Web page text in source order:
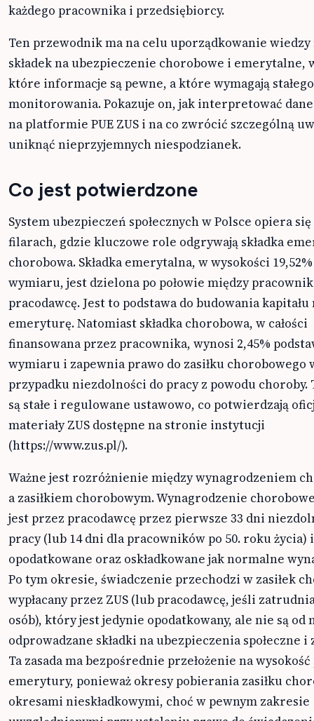
każdego pracownika i przedsiębiorcy.
Ten przewodnik ma na celu uporządkowanie
składek na ubezpieczenie chorobowe i emerytalne,
które informacje są pewne, a które wymagają stałego
monitorowania. Pokazuje on, jak interpretować
na platformie PUE ZUS i na co zwrócić szczególną
uniknąć nieprzyjemnych niespodzianek.
Co jest potwierdzone
System ubezpieczeń społecznych w Polsce opiera
filarach, gdzie kluczowe role odgrywają składka
chorobowa. Składka emerytalna, w wysokości
wymiaru, jest dzielona po połowie między
pracodawcę. Jest to podstawa do budowania kapitału
emeryturę. Natomiast składka chorobowa, w całości
finansowana przez pracownika, wynosi 2,45%
wymiaru i zapewnia prawo do zasiłku chorobowego
przypadku niezdolności do pracy z powodu choroby.
są stałe i regulowane ustawowo, co potwierdzają
materiały ZUS dostępne na stronie instytucji
(https://www.zus.pl/).
Ważne jest rozróżnienie między wynagrodzeniem
a zasiłkiem chorobowym. Wynagrodzenie
jest przez pracodawcę przez pierwsze 33 dni
pracy (lub 14 dni dla pracowników po 50. roku życia)
opodatkowane oraz oskładkowane jak normalne
Po tym okresie, świadczenie przechodzi w zasiłek
wypłacany przez ZUS (lub pracodawcę, jeśli
osób), który jest jedynie opodatkowany, ale nie są od
odprowadzane składki na ubezpieczenia społeczne
Ta zasada ma bezpośrednie przełożenie na wysokość
emerytury, ponieważ okresy pobierania zasiłku
okresami nieskładkowymi, choć w pewnym zakresie